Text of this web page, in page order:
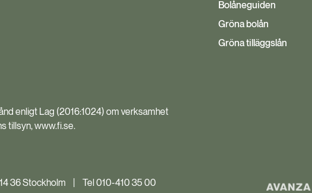
Bolåneguiden
Gröna bolån
Gröna tilläggslån
enligt Lag (2016:1024) om verksamhet
tillsyn, www.fi.se.
36 Stockholm | Tel 010-410 35 00